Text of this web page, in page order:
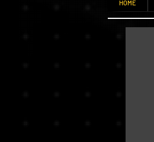
HOME